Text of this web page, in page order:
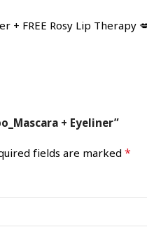
+ FREE Rosy Lip Therapy
+ Eyeliner”
fields are marked *